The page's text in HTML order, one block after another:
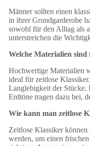
Männer sollten einen
in ihrer Grundgarderobe
sowohl für den Alltag als
unterstreichen die
Welche Materialien sind
Hochwertige Materialien
ideal für zeitlose
Langlebigkeit der Stücke.
Erdtöne tragen dazu bei,
Wie kann man zeitlose
Zeitlose Klassiker
werden, um einen